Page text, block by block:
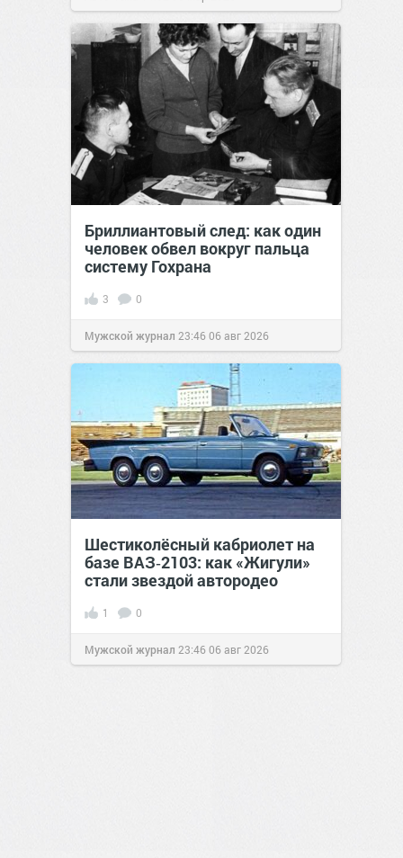
Бриллиантовый след: как один
человек обвел вокруг пальца
систему Гохрана
3 0
Мужской журнал 23:4606 авг 2026
Шестиколёсный кабриолет на
базе ВАЗ‑2103: как «Жигули»
стали звездой автородео
1 0
Мужской журнал 23:4606 авг 2026